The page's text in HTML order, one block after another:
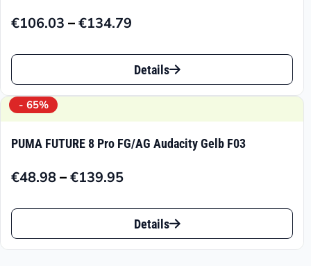
€106.03 –€134.79
Preisspanne:
€106.03
€134.79
Dieses
Produkt
weist
auf.
Die
Optionen
können
Details
- 65%
PUMA FUTURE 8 Pro FG/AG Audacity Gelb F03
€48.98–€139.95
Preisspanne:
€48.98
€139.95
Dieses
Produkt
Details